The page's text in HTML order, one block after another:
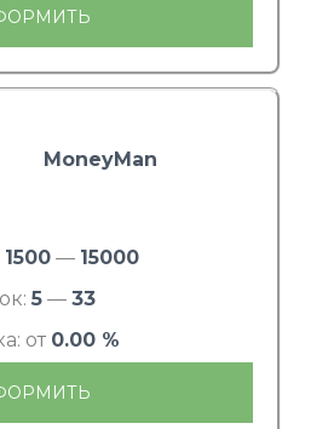
MoneyMan
1500— 15000
5 — 33
от 0.00 %